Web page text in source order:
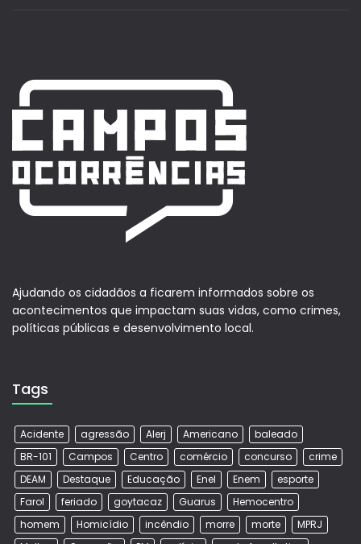
Ajudando os cidadãos a ficarem informados sobre os
acontecimentos que impactam suas vidas, como crimes,
políticas públicas e desenvolvimento local.
Tags
Acidente agressão Alerj Americano
baleado
BR-101
Campos Centro comércio concurso
crime
DEAM
Destaque Educação Enel Enem
esporte
Farol
feriado goytacaz Guarus
Hemocentro
homem
Homicídio incêndio morre morte
MPRJ